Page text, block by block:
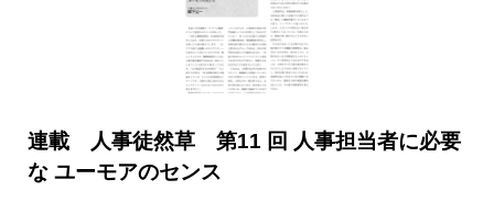
連載 人事徒然草 第11 回 人事担当者に必要
な ユーモアのセンス